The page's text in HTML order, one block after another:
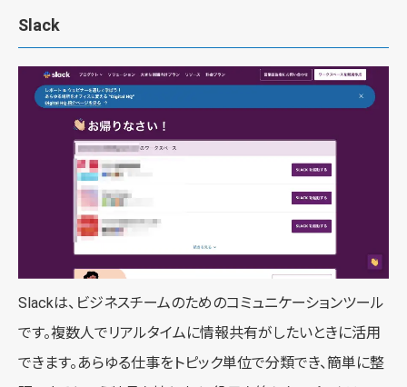
Slack
Slackは、ビジネスチームのためのコミュニケーションツール
です。複数人でリアルタイムに情報共有がしたいときに活用
できます。あらゆる仕事をトピック単位で分類でき、簡単に整